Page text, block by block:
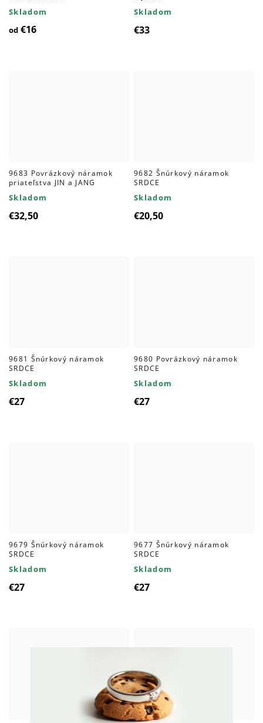
Skladom
od €16
Skladom
€33
9683 Povrázkový náramok
priateľstva JIN a JANG
Skladom
€32,50
9682 Šnúrkový náramok
SRDCE
Skladom
€20,50
9681 Šnúrkový náramok
SRDCE
Skladom
€27
9680 Povrázkový náramok
SRDCE
Skladom
€27
9679 Šnúrkový náramok
SRDCE
Skladom
€27
9677 Šnúrkový náramok
SRDCE
Skladom
€27